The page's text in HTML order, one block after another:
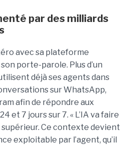
par des milliards
avec sa plateforme
porte-parole. Plus d’un
déjà ses agents dans
sur WhatsApp,
afin de répondre aux
et 7 jours sur 7. « L’IA va faire
supérieur. Ce contexte devient
exploitable par l’agent, qu’il